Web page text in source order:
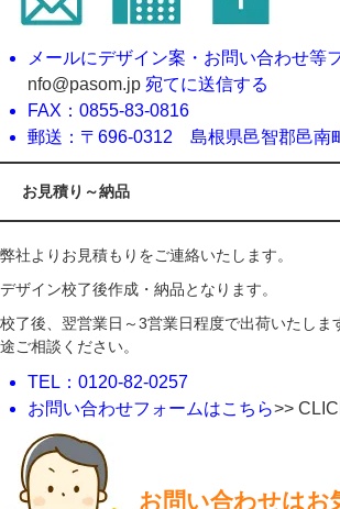
メールにデザイン案・お問い合わせ等
nfo@pasom.jp 宛てに送信する
FAX：0855-83-0816
郵送：〒696-0312 島根県邑智郡邑南
お見積り～納品
弊社よりお見積もりをご連絡いたします。
デザイン校了後作成・納品となります。
校了後、翌営業日～3営業日程度で出荷いたしま
途ご相談ください。
TEL：0120-82-0257
お問い合わせフォームはこちら>>
お問い合わせは